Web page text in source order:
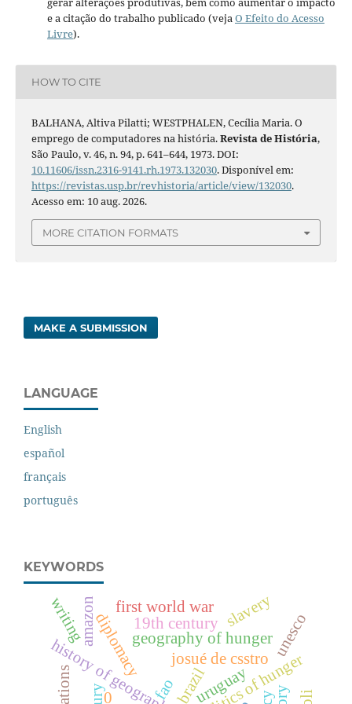
e a citação do trabalho publicado (vejaO Efeito do Acesso
Livre).
HOW TO CITE
BALHANA, Altiva Pilatti; WESTPHALEN, Cecília Maria. O
emprego de computadores na história.Revista de História,
São Paulo, v. 46, n. 94, p. 641–644, 1973. DOI:
10.11606/issn.2316-9141.rh.1973.132030. Disponível em:
https://revistas.usp.br/revhistoria/article/view/132030.
Acesso em: 10 aug. 2026.
MORE CITATION FORMATS
MAKE A SUBMISSION
LANGUAGE
English
español
français
português
KEYWORDS
josué de csstro
fao
history of geographygeography of hunger
diplomacy19th century
first world war
brazil
0
amazon unesco
uruguay
slavery
writing